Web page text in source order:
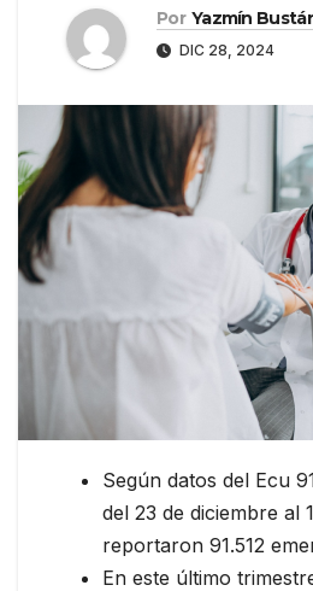
Por Yazmín
DIC 28, 2024
Según datos del Ecu
del 23 de diciembre al
reportaron 91.512
En este último